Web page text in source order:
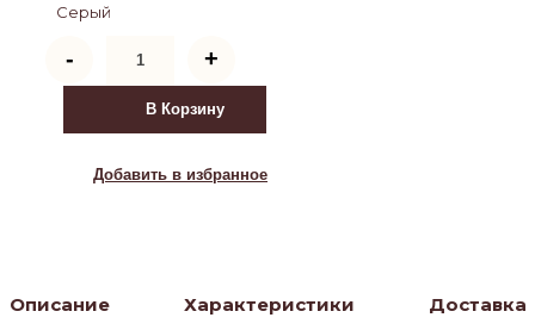
Серый
-
товара
Стул
обеденный
София
1102,
+
В Корзину
Добавить в избранное
Описание Характеристики Доставка